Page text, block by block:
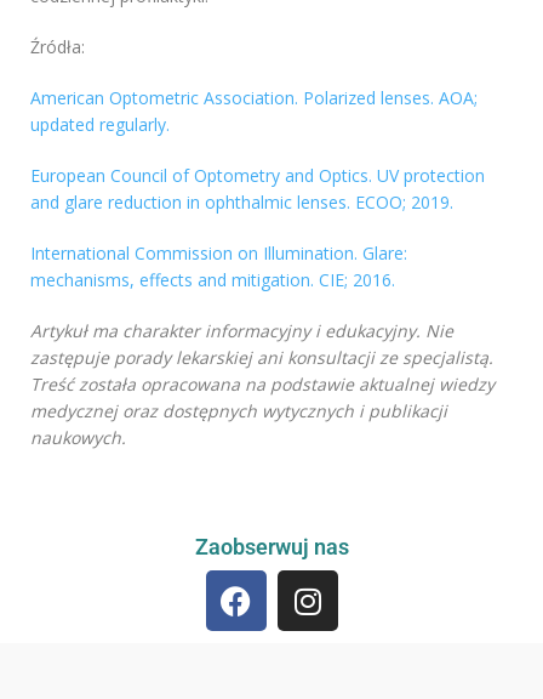
Źródła:
American Optometric Association. Polarized lenses. AOA;
updated regularly.
European Council of Optometry and Optics. UV protection
and glare reduction in ophthalmic lenses. ECOO; 2019.
International Commission on Illumination. Glare:
mechanisms, effects and mitigation. CIE; 2016.
Artykuł ma charakter informacyjny i edukacyjny. Nie
zastępuje porady lekarskiej ani konsultacji ze specjalistą.
Treść została opracowana na podstawie aktualnej wiedzy
medycznej oraz dostępnych wytycznych i publikacji
naukowych.
Zaobserwuj nas